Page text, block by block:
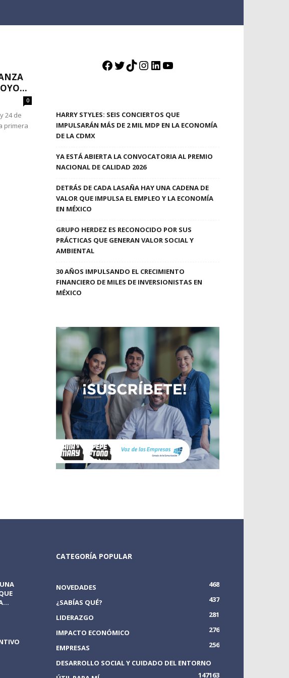
0
24 de
primera
Facebook
Twitter
TikTok
Instagram
LinkedIn
YouTube
HARRY STYLES: SEIS CONCIERTOS QUE
IMPULSARÁN MÁS DE 2 MIL MDP EN LA ECONOMÍA
DE LA CDMX
YA ESTÁ ABIERTA LA CONVOCATORIA AL PREMIO
NACIONAL DE CALIDAD 2026
DETRÁS DE CADA LASAÑA HAY UNA CADENA DE
VALOR QUE IMPULSA EL EMPLEO Y LA ECONOMÍA
EN MÉXICO
GRUPO HERDEZ ES RECONOCIDO POR SUS
PRÁCTICAS QUE GENERAN VALOR SOCIAL Y
AMBIENTAL
30 AÑOS IMPULSANDO EL CRECIMIENTO
FINANCIERO DE MILES DE INVERSIONISTAS EN
MÉXICO
CATEGORÍA POPULAR
NOVEDADES
468
¿SABÍAS QUÉ?
437
LIDERAZGO
281
IMPACTO ECONÓMICO
276
EMPRESAS
256
DESARROLLO SOCIAL Y CUIDADO DEL ENTORNO
163
147